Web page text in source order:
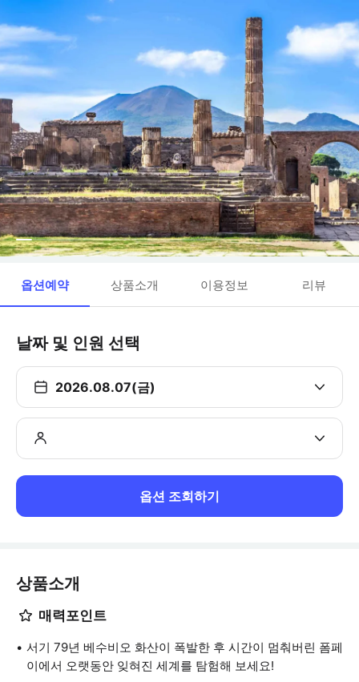
옵션예약 상품소개 이용정보 리뷰
날짜 및 인원 선택
2026.08.07(금)
옵션 조회하기
상품소개
매력포인트
서기 79년 베수비오 화산이 폭발한 후 시간이 멈춰버린 폼페
이에서 오랫동안 잊혀진 세계를 탐험해 보세요!